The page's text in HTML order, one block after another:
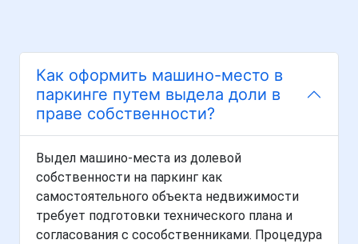
Как оформить машино-место в
паркинге путем выдела доли в
праве собственности?
Выдел машино-места из долевой
собственности на паркинг как
самостоятельного объекта недвижимости
требует подготовки технического плана и
согласования с сособственниками. Процедура